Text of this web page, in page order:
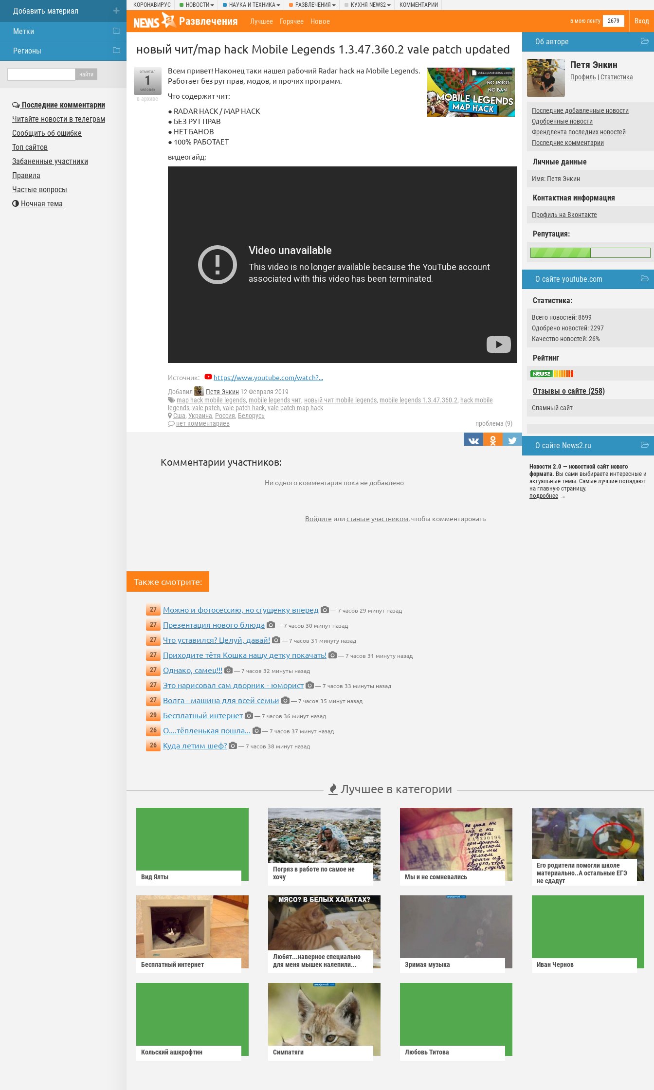
КОРОНАВИРУС НОВОСТИ НАУКА И ТЕХНИКА РАЗВЛЕЧЕНИЯ КУХНЯ NEWS2 КОММЕНТАРИИ
Вход
Развлечения в мою ленту 2679
Лучшее Горячее Новое
Об авторе
Петя Энкин
Профиль | Статистика
Последние добавленные новости
Одобренные новости
Френдлента последних новостей
Последние комментарии
Личные данные
Имя: Петя Энкин
Контактная информация
Профиль на Вконтакте
Репутация:
О сайте youtube.com
Статистика:
Всего новостей: 8699
Одобрено новостей: 2297
Качество новостей: 26%
Рейтинг
Отзывы о сайте (258)
Спамный сайт
О сайте News2.ru
Новости 2.0 — новостной сайт нового
формата. Вы сами выбираете интересные и
актуальные темы. Самые лучшие попадают
на главную страницу.
подробнее →
новый чит/map hack Mobile Legends 1.3.47.360.2 vale patch updated
отметил
1
человек
в архиве
Всем привет! Наконец таки нашел рабочий Radar hack на Mobile Legends.
Работает без рут прав, модов, и прочих программ.
Что содержит чит:
● RADAR HACK / MAP HACK
● БЕЗ РУТ ПРАВ
● НЕТ БАНОВ
● 100% РАБОТАЕТ
видеогайд:
Источник: https://www.youtube.com/watch?...
Добавил Петя Энкин 12 Февраля 2019
map hack mobile legends, mobile legends чит, новый чит mobile legends, mobile legends 1.3.47.360.2, hack mobile
legends, vale patch, vale patch hack, vale patch map hack
Сша, Украина, Россия, Белорусь
нет комментариев
проблема (9)
Комментарии участников:
Ни одного комментария пока не добавлено
Войдите илистаньте участником, чтобы комментировать
Также смотрите:
27 Можно и фотосессию, но сгущенку вперед
— 7 часов 29 минут назад
27
Презентация нового блюда
— 7 часов 30 минут назад
27
Что уставился? Целуй, давай!
— 7 часов 31 минуту назад
27
Приходите тётя Кошка нашу детку покачать!
— 7 часов 31 минуту назад
27
Однако, самец!!!
— 7 часов 32 минуты назад
27
Это нарисовал сам дворник - юморист
— 7 часов 33 минуты назад
27
Волга - машина для всей семьи
— 7 часов 35 минут назад
29
Бесплатный интернет
— 7 часов 36 минут назад
26
О....тёпленькая пошла...
— 7 часов 37 минут назад
26
Куда летим шеф? — 7 часов 38 минут назад
Лучшее в категории
Вид Ялты
Погряз в работе по самое не
хочу
Мы и не сомневались
Его родители помогли школе
материально..А остальные ЕГЭ
не сдадут
Бесплатный интернет
Любят...наверное специально
для меня мышек налепили...
Зримая музыка Иван Чернов
Кольский ашкрофтин Симпатяги Любовь Титова
Добавить материал
Метки
Регионы
Последние комментарии
Читайте новости в телеграм
Сообщить об ошибке
Топ сайтов
Забаненные участники
Правила
Частые вопросы
Ночная тема